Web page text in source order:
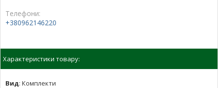
Телефони:
+380962146220
Характеристики товару:
Вид: Комплекти